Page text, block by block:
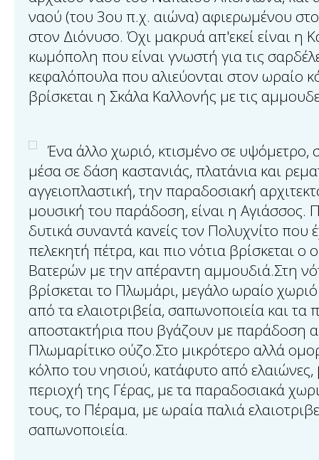
ναού (του 3ου π.χ. αιώνα) αφιερωμένου
στον Διόνυσο. Όχι μακρυά απ'εκεί είναι η
κωμόπολη που είναι γνωστή για τις
κεφαλόπουλα που αλιεύονται στον ωραίο
βρίσκεται η Σκάλα Καλλονής με τις
Ένα άλλο χωριό, κτισμένο σε
μέσα σε δάση καστανιάς, πλατάνια και
αγγειοπλαστική, την παραδοσιακή
μουσική του παράδοση, είναι η Αγιάσσος.
δυτικά συναντά κανείς τον Πολυχνίτο που
πελεκητή πέτρα, και πιο νότια βρίσκεται ο
Βατερών με την απέραντη αμμουδιά.Στη
βρίσκεται το Πλωμάρι, μεγάλο ωραίο
από τα ελαιοτριβεία, σαπωνοποιεία και τα
αποστακτήρια που βγάζουν με παράδοση
Πλωμαρίτικο ούζο.Στο μικρότερο αλλά
κόλπο του νησιού, κατάφυτο από ελαιώνες,
περιοχή της Γέρας, με τα παραδοσιακά
τους, το Πέραμα, με ωραία παλιά
σαπωνοποιεία.